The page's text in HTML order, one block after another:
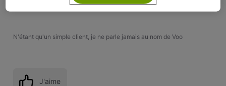
N'étant qu'un simple client, je ne parle jamais au nom de Voo
J'aime